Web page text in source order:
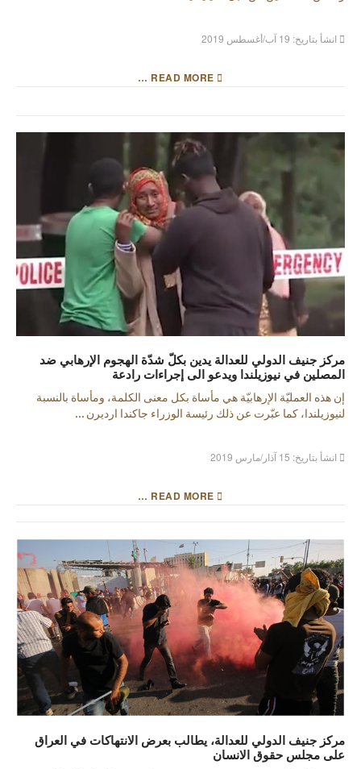
انشأ بتاريخ: 19 آب/أغسطس 2019
مركز جنيف الدولي للعدالة يدين بكلّ شدّة الهجوم الإرهابي ضد
المصلين في نيوزيلندا ويدعو الى إجراءات رادعة
إن هذه العمليّة الإرهابيّة هي مأساة بكل معنى الكلمة، ومأساة بالنسبة
لنيوزيلندا، كما عبّرت عن ذلك رئيسة الوزراء جاكندا ارديرن ...
انشأ بتاريخ: 15 آذار/مارس 2019
مركز جنيف الدولي للعدالة، يطالب بعرض الانتهاكات في العراق
على مجلس حقوق الانسان